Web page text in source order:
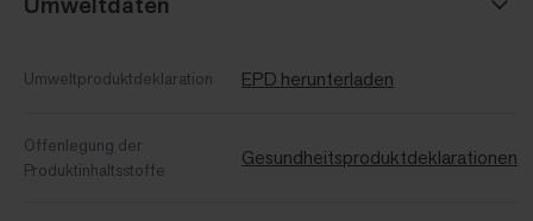
Umweltproduktdeklaration EPD herunterladen
Offenlegung der
Produktinhaltsstoffe
Gesundheitsproduktdeklarationen